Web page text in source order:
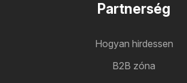
Partnerség
Hogyan hirdessen
B2B zóna